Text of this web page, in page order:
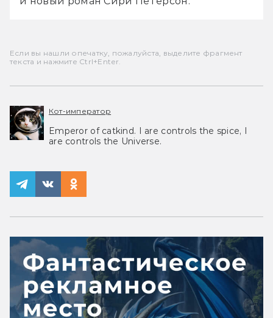
Если вы нашли опечатку, пожалуйста, выделите фрагмент
текста и нажмите Ctrl+Enter.
Кот-император
Emperor of catkind. I are controls the spice, I
are controls the Universe.